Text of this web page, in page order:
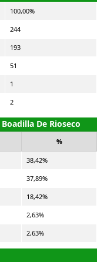
100,00%
244
193
51
1
2
De Rioseco
%
38,42%
37,89%
18,42%
2,63%
2,63%